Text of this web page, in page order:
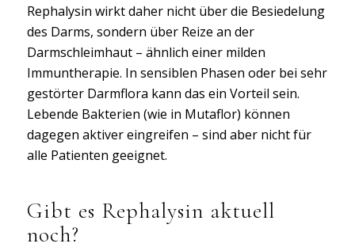
Rephalysin wirkt daher nicht über die Besiedelung
des Darms, sondern über Reize an der
Darmschleimhaut – ähnlich einer milden
Immuntherapie. In sensiblen Phasen oder bei sehr
gestörter Darmflora kann das ein Vorteil sein.
Lebende Bakterien (wie in Mutaflor) können
dagegen aktiver eingreifen – sind aber nicht für
alle Patienten geeignet.
Gibt es Rephalysin aktuell
noch?